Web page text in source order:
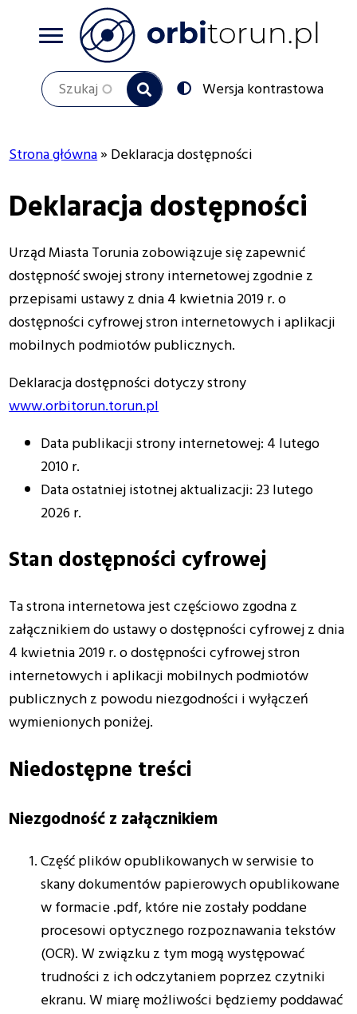
Szukaj
Przełącz
na:
Wersja kontrastowa
nawigacyjna
Strona główna Deklaracja dostępności
Deklaracja dostępności
Urząd Miasta Toruniazobowiązuje się zapewnić
dostępność swojejstrony internetowejzgodnie z
przepisami ustawy z dnia 4 kwietnia 2019 r. o
dostępności cyfrowej stron internetowych i aplikacji
mobilnych podmiotów publicznych.
Deklaracja dostępności dotyczy strony
www.orbitorun.torun.pl
Data publikacji strony internetowej: 4 lutego
2010 r.
Data ostatniej istotnej aktualizacji: 23 lutego
2026 r.
Stan dostępności cyfrowej
Ta strona internetowa jest częściowo zgodna z
załącznikiem do ustawy o dostępności cyfrowej z dnia
4 kwietnia 2019 r. o dostępności cyfrowej stron
internetowych i aplikacji mobilnych podmiotów
publicznych z powodu niezgodności i wyłączeń
wymienionych poniżej.
Niedostępne treści
Niezgodność z załącznikiem
Część plików opublikowanych w serwisie to
skany dokumentów papierowych opublikowane
w formacie .pdf, które nie zostały poddane
procesowi optycznego rozpoznawania tekstów
(OCR). W związku z tym mogą występować
trudności z ich odczytaniem poprzez czytniki
ekranu. W miarę możliwości będziemy poddawać